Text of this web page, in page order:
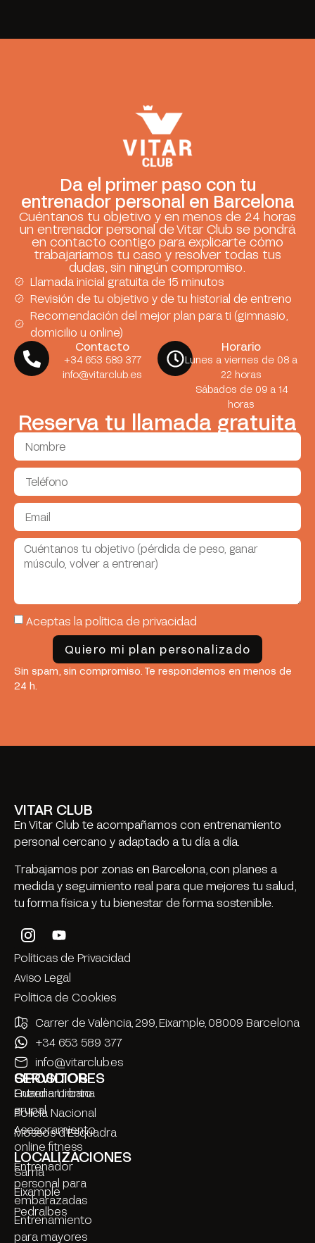
Da el primer paso con tu
entrenador personal en Barcelona
Cuéntanos tu objetivo y en menos de 24 horas
un entrenador personal de Vitar Club se pondrá
en contacto contigo para explicarte cómo
trabajaríamos tu caso y resolver todas tus
dudas, sin ningún compromiso.
Llamada inicial gratuita de 15 minutos
Revisión de tu objetivo y de tu historial de entreno
Recomendación del mejor plan para ti (gimnasio,
domicilio u online)
Contacto
+34 653 589 377
info@vitarclub.es
Horario
Lunes a viernes de 08 a
22 horas
Sábados de 09 a 14
horas
Reserva tu llamada gratuita
Aceptas la política de privacidad
Quiero mi plan personalizado
Sin spam, sin compromiso. Te respondemos en menos de
24 h.
VITAR CLUB
En Vitar Club te acompañamos con entrenamiento
personal cercano y adaptado a tu día a día.
Trabajamos por zonas en Barcelona, con planes a
medida y seguimiento real para que mejores tu salud,
tu forma física y tu bienestar de forma sostenible.
Políticas de Privacidad
Aviso Legal
Política de Cookies
Carrer de València, 299, Eixample, 08009 Barcelona
+34 653 589 377
info@vitarclub.es
SERVICIOS
Entrenamiento
grupal
Asesoramiento
online fitness
Entrenador
personal para
embarazadas
Entrenamiento
para mayores
OPOSITORES
Guardia Urbana
Policía Nacional
Mossos d’Esquadra
LOCALIZACIONES
Sarrià
Eixample
Pedralbes